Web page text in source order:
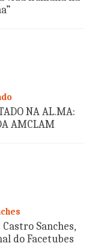
NA AL.MA:
AMCLAM
Sanches,
do Facetubes